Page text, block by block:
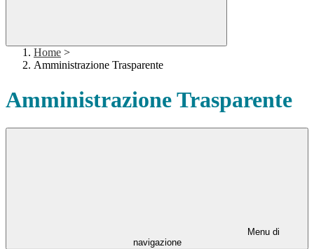
Home >
Amministrazione Trasparente
Amministrazione Trasparente
Menu di
navigazione